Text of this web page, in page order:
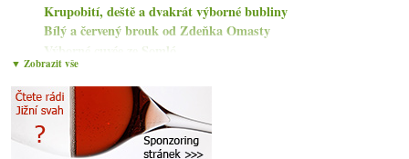
Krupobití, deště a dvakrát výborné bubliny
Bílý a červený brouk od Zdeňka Omasty
Výborné cuvée ze Somló
Svatební Pol Roger, nové bílé od DRC, vinná krypto...
3x nečekaně skvělý Bobal od Bodegas Ponce
17x Cava od čtyřech různých vinařství
Nabušené červené Španělsko, sladká perlivá Itálie ...
Autentikfest v Bokovce
▼ Zobrazit vše